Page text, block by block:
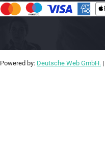
Powered by: Deutsche Web GmbH. |